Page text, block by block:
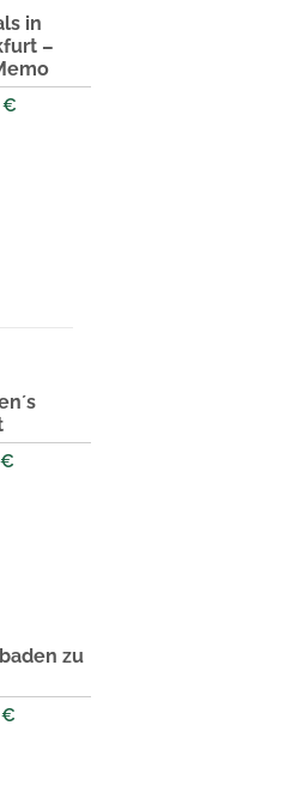
in
–
€
€
zu
€